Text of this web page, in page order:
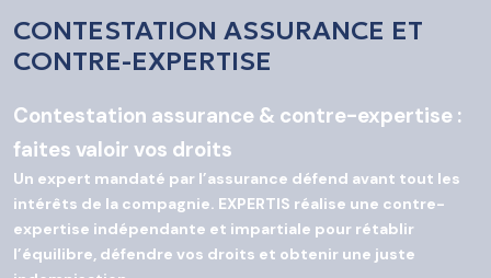
CONTESTATION ASSURANCE ET
CONTRE-EXPERTISE
Contestation assurance & contre-expertise :
faites valoir vos droits
Un expert mandaté par l’assurance défend avant tout les
intérêts de la compagnie. EXPERTIS réalise une contre-
expertise indépendante et impartiale pour rétablir
l’équilibre, défendre vos droits et obtenir une juste